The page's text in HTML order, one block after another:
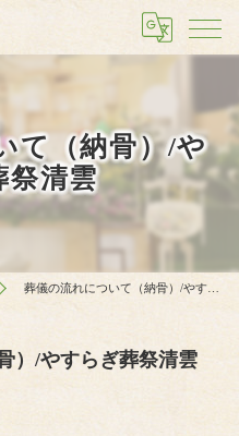
て（納骨）/や
祭清雲
葬儀の流れについて（納骨）/やすらぎ葬祭清雲
）/やすらぎ葬祭清雲